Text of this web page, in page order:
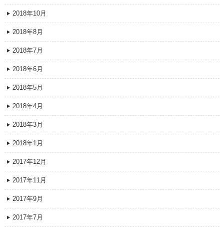
2018年10月
2018年8月
2018年7月
2018年6月
2018年5月
2018年4月
2018年3月
2018年1月
2017年12月
2017年11月
2017年9月
2017年7月